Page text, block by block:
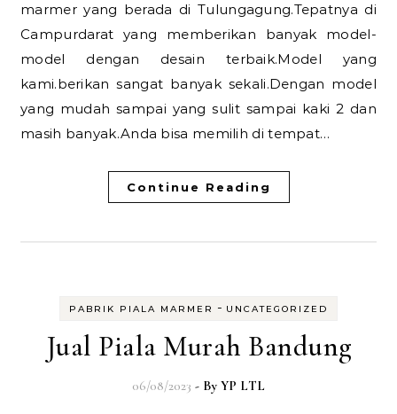
marmer yang berada di Tulungagung.Tepatnya di
Campurdarat yang memberikan banyak model-
model dengan desain terbaik.Model yang
kami.berikan sangat banyak sekali.Dengan model
yang mudah sampai yang sulit sampai kaki 2 dan
masih banyak.Anda bisa memilih di tempat…
Continue Reading
PABRIK PIALA MARMER - UNCATEGORIZED
Jual Piala Murah Bandung
06/08/2023 - By YP LTL